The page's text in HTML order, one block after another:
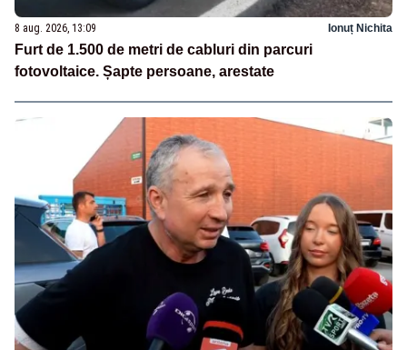
8 aug. 2026, 13:09 Ionuț Nichita
Furt de 1.500 de metri de cabluri din parcuri
fotovoltaice. Șapte persoane, arestate